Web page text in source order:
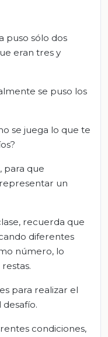
puso sólo dos
eran tres y
se puso los
se juega lo que te
para que
un
recuerda que
diferentes
número, lo
para realizar el
condiciones,